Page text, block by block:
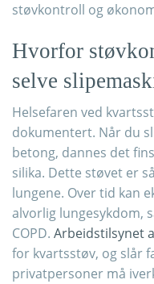
støvkontroll og
Hvorfor
selve
Helsefaren ved
dokumentert. Når du
betong, dannes det
silika. Dette støvet er
lungene. Over tid kan
alvorlig lungesykdom,
COPD. Arbeidstilsynet
for kvartsstøv, og slår
privatpersoner må